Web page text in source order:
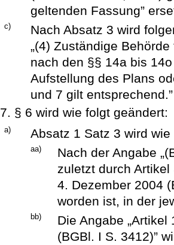
geltenden Fassung”
c)
Nach Absatz 3 wird
„(4) Zuständige
nach den §§ 14a bis
Aufstellung des Plans
und 7 gilt entsprechend.”
7. § 6 wird wie folgt geändert:
a) Absatz 1 Satz 3 wird
aa)
Nach der Angabe
zuletzt durch
4. Dezember 2004
worden ist, in der
bb)
Die Angabe
(BGBl. I S. 3412)”